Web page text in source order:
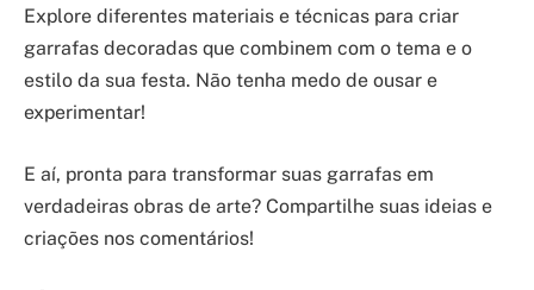
Explore diferentes materiais e técnicas para criar
garrafas decoradas que combinem com o tema e o
estilo da sua festa. Não tenha medo de ousar e
experimentar!
E aí, pronta para transformar suas garrafas em
verdadeiras obras de arte? Compartilhe suas ideias e
criações nos comentários!